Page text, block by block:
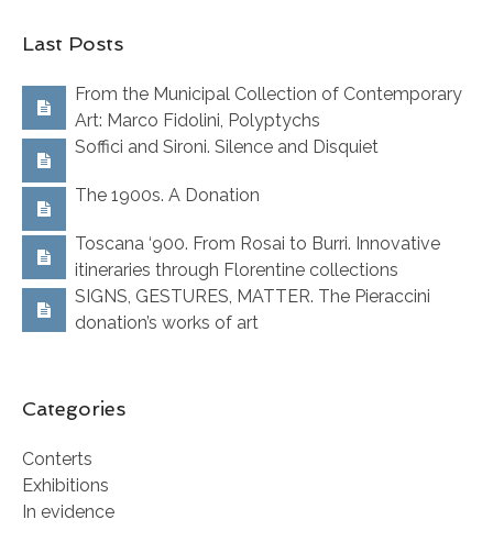
Last Posts
From the Municipal Collection of Contemporary
Art: Marco Fidolini, Polyptychs
Soffici and Sironi. Silence and Disquiet
The 1900s. A Donation
Toscana ‘900. From Rosai to Burri. Innovative
itineraries through Florentine collections
SIGNS, GESTURES, MATTER. The Pieraccini
donation’s works of art
Categories
Conterts
Exhibitions
In evidence